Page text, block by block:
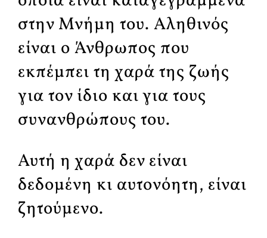
στην Μνήμη του. Αληθινός
είναι ο Άνθρωπος που
εκπέμπει τη χαρά της ζωής
για τον ίδιο και για τους
συνανθρώπους του.
Αυτή η χαρά δεν είναι
δεδομένη κι αυτονόητη, είναι
ζητούμενο.